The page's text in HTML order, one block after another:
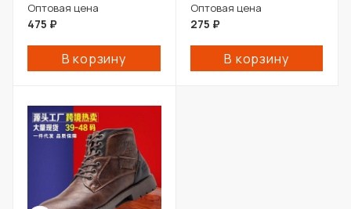
мото ботинки оптом
Оптовая цена
475 ₽
В корзину
Оптовая цена
275 ₽
В корзину